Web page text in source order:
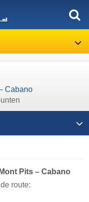
Cabano
Pits – Cabano
route: